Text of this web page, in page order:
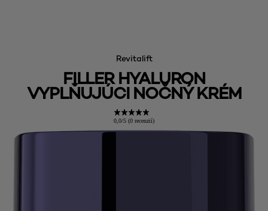
Revitalift
FILLER HYALURON
VYPLŇUJÚCI NOČNÝ KRÉM
0,0/5 (0 recenzií)